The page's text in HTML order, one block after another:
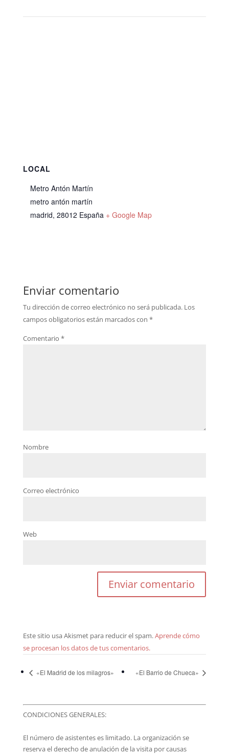
LOCAL
Metro Antón Martín
metro antón martín
madrid, 28012 España + Google Map
Enviar comentario
Tu dirección de correo electrónico no será publicada. Los
campos obligatorios están marcados con *
Comentario *
Nombre
Correo electrónico
Web
Este sitio usa Akismet para reducir el spam.Aprende cómo
se procesan los datos de tus comentarios.
«El Madrid de los milagros» «El Barrio de Chueca»
CONDICIONES GENERALES:
El número de asistentes es limitado. La organización se
reserva el derecho de anulación de la visita por causas